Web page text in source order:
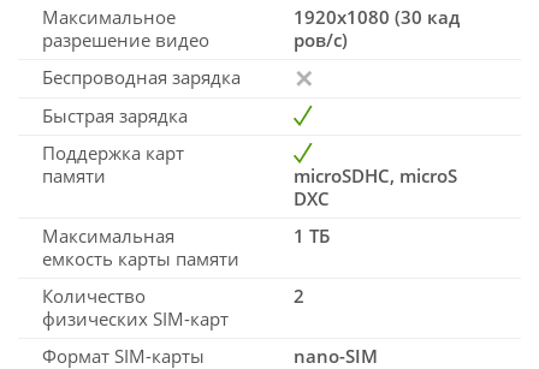
Максимальное
разрешение видео
1920x1080 (30 кад
ров/с)
Беспроводная зарядка
Быстрая зарядка
Поддержка карт
памяти
microSDHC, microS
DXC
Максимальная
емкость карты памяти
1 ТБ
Количество
физических SIM-карт
2
Формат SIM-карты
nano-SIM